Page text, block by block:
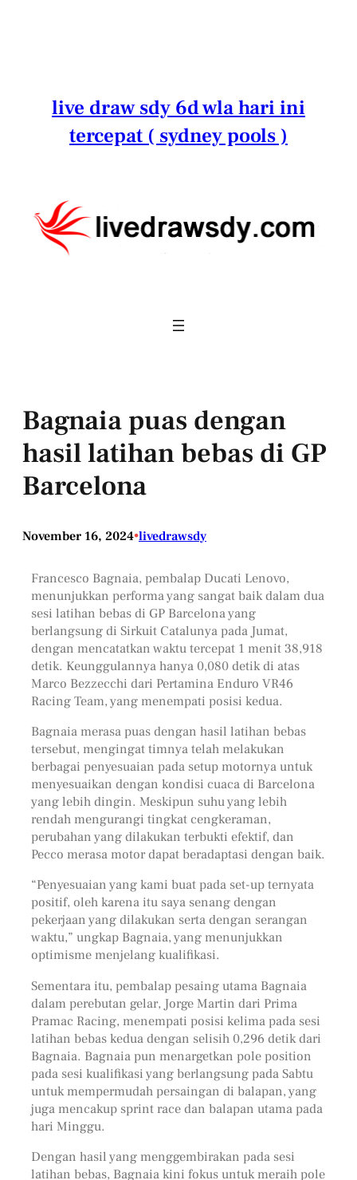
live draw sdy 6d wla hari ini
tercepat ( sydney pools )
Bagnaia puas dengan
hasil latihan bebas di GP
Barcelona
November 16, 2024•livedrawsdy
Francesco Bagnaia, pembalap Ducati Lenovo,
menunjukkan performa yang sangat baik dalam dua
sesi latihan bebas di GP Barcelona yang
berlangsung di Sirkuit Catalunya pada Jumat,
dengan mencatatkan waktu tercepat 1 menit 38,918
detik. Keunggulannya hanya 0,080 detik di atas
Marco Bezzecchi dari Pertamina Enduro VR46
Racing Team, yang menempati posisi kedua.
Bagnaia merasa puas dengan hasil latihan bebas
tersebut, mengingat timnya telah melakukan
berbagai penyesuaian pada setup motornya untuk
menyesuaikan dengan kondisi cuaca di Barcelona
yang lebih dingin. Meskipun suhu yang lebih
rendah mengurangi tingkat cengkeraman,
perubahan yang dilakukan terbukti efektif, dan
Pecco merasa motor dapat beradaptasi dengan baik.
“Penyesuaian yang kami buat pada set-up ternyata
positif, oleh karena itu saya senang dengan
pekerjaan yang dilakukan serta dengan serangan
waktu,” ungkap Bagnaia, yang menunjukkan
optimisme menjelang kualifikasi.
Sementara itu, pembalap pesaing utama Bagnaia
dalam perebutan gelar, Jorge Martin dari Prima
Pramac Racing, menempati posisi kelima pada sesi
latihan bebas kedua dengan selisih 0,296 detik dari
Bagnaia. Bagnaia pun menargetkan pole position
pada sesi kualifikasi yang berlangsung pada Sabtu
untuk mempermudah persaingan di balapan, yang
juga mencakup sprint race dan balapan utama pada
hari Minggu.
Dengan hasil yang menggembirakan pada sesi
latihan bebas, Bagnaia kini fokus untuk meraih pole